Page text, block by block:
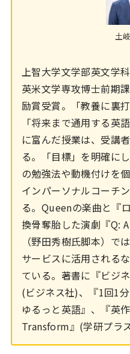
土
上智大学文学部英文学
英米文学専攻博士前期
励賞受賞。「教養に裏
「将来まで通用する英
に富んだ授業は、受講
る。「目標」を明確に
の勉強法や動機付けを
インパーソナルコーチ
る。Queenの楽曲と『
換骨奪胎した演劇『Q:
（野田秀樹氏脚本）で
サービスに活用される
ている。著書に『ビジ
(ビジネス社)、『1回1
ゆるっと英語』、『英
Transform』(学研プラ